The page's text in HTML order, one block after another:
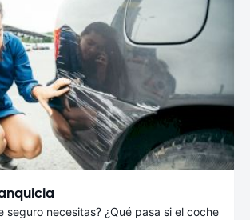
seguro necesitas? ¿Qué pasa si el coche